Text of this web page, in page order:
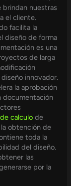
nuestras
el cliente.
facilita la
diseño de forma
es una
de larga
innovador.
la aprobación
documentación
calculo de
obtención de
toda la
del diseño.
las
por la